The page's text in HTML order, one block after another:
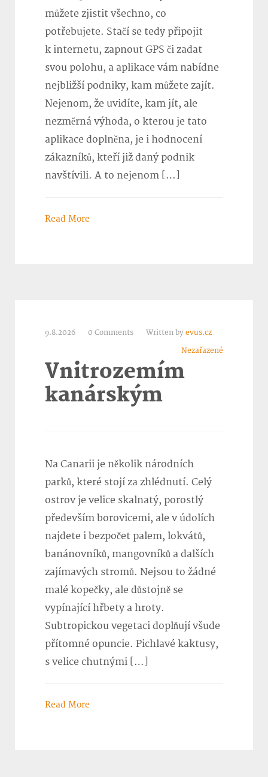
můžete zjistit všechno, co
potřebujete. Stačí se tedy připojit
k internetu, zapnout GPS či zadat
svou polohu, a aplikace vám nabídne
nejbližší podniky, kam můžete zajít.
Nejenom, že uvidíte, kam jít, ale
nezměrná výhoda, o kterou je tato
aplikace doplněna, je i hodnocení
zákazníků, kteří již daný podnik
navštívili. A to nejenom […]
Read More
9.8.2026 0 Comments Written by evus.cz
Nezařazené
Vnitrozemím
kanárským
Na Canarii je několik národních
parků, které stojí za zhlédnutí. Celý
ostrov je velice skalnatý, porostlý
především borovicemi, ale v údolích
najdete i bezpočet palem, lokvátů,
banánovníků, mangovníků a dalších
zajímavých stromů. Nejsou to žádné
malé kopečky, ale důstojně se
vypínající hřbety a hroty.
Subtropickou vegetaci doplňují všude
přítomné opuncie. Pichlavé kaktusy,
s velice chutnými […]
Read More